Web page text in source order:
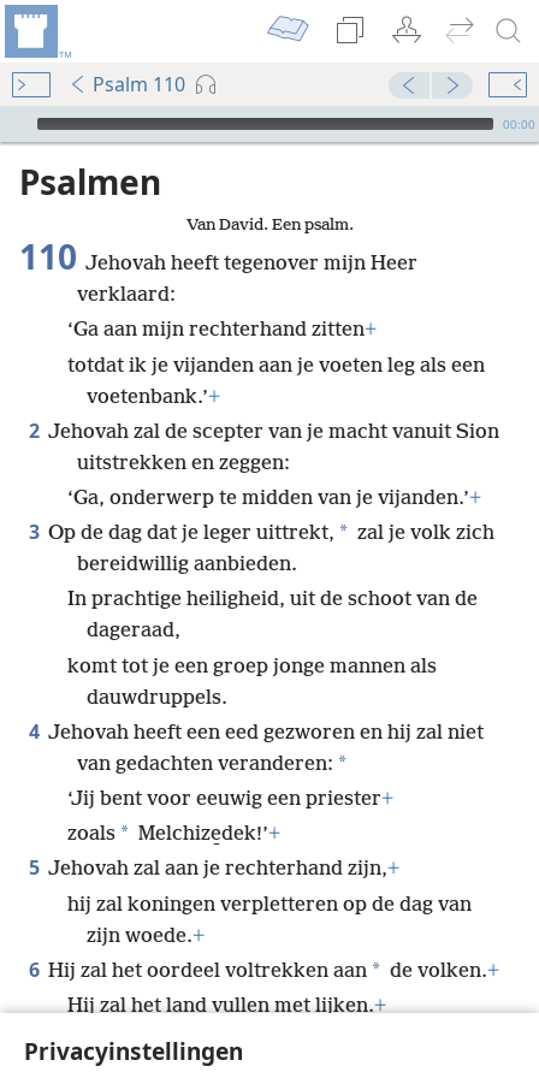
Privacyinstellingen
Psalm 110
Audio Player
00:00
Psalmen
Van David. Een psalm.
110 Jehovah heeft tegenover mijn Heer
verklaard:
‘Ga aan mijn rechterhand zitten+
totdat ik je vijanden aan je voeten leg als een
voetenbank.’+
2 Jehovah zal de scepter van je macht vanuit Sion
uitstrekken en zeggen:
‘Ga, onderwerp te midden van je vijanden.’+
3 Op de dag dat je leger uittrekt, * zal je volk zich
bereidwillig aanbieden.
In prachtige heiligheid, uit de schoot van de
dageraad,
komt tot je een groep jonge mannen als
dauwdruppels.
4 Jehovah heeft een eed gezworen en hij zal niet
van gedachten veranderen: *
‘Jij bent voor eeuwig een priester+
zoals * Melchize̱dek!’+
5 Jehovah zal aan je rechterhand zijn,+
hij zal koningen verpletteren op de dag van
zijn woede.+
6 Hij zal het oordeel voltrekken aan * de volken.+
Hij zal het land vullen met lijken.+
Hij zal de leider * van een groot land
verpletteren.